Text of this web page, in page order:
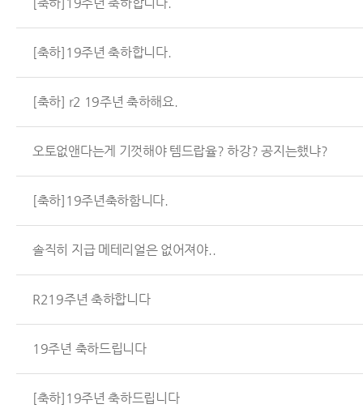
[축하]19주년 축하합니다.
[축하] r2 19주년 축하해요.
오토없앤다는게 기껏해야 템드랍율? 하강? 공지는했냐?
[축하]19주년축하함니다.
솔직히 지급 메테리얼은 없어져야..
R219주년 축하합니다
19주년 축하드립니다
[축하]19주년 축하드립니다